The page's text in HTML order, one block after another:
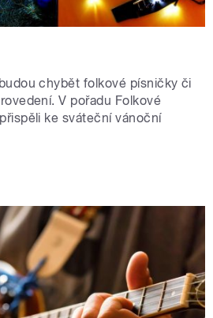
chybět folkové písničky či
V pořadu Folkové
ke sváteční vánoční